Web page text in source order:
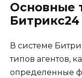
Основные
Битрикс24
В системе
типов агентов,
определенные